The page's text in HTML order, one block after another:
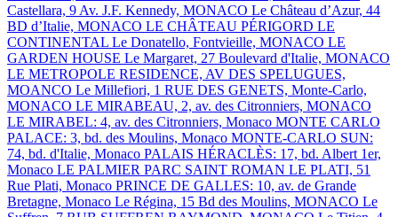
Castellara, 9 Av. J.F. Kennedy, MONACO Le Château d’Azur, 44
BD d’Italie, MONACO LE CHÂTEAU PÉRIGORD LE
CONTINENTAL Le Donatello, Fontvieille, MONACO LE
GARDEN HOUSE Le Margaret, 27 Boulevard d'Italie, MONACO
LE METROPOLE RESIDENCE, AV DES SPELUGUES,
MOANCO Le Millefiori, 1 RUE DES GENETS, Monte-Carlo,
MONACO LE MIRABEAU, 2, av. des Citronniers, MONACO
LE MIRABEL: 4, av. des Citronniers, Monaco MONTE CARLO
PALACE: 3, bd. des Moulins, Monaco MONTE-CARLO SUN:
74, bd. d'Italie, Monaco PALAIS HÉRACLÈS: 17, bd. Albert 1er,
Monaco LE PALMIER PARC SAINT ROMAN LE PLATI, 51
Rue Plati, Monaco PRINCE DE GALLES: 10, av. de Grande
Bretagne, Monaco Le Régina, 15 Bd des Moulins, MONACO Le